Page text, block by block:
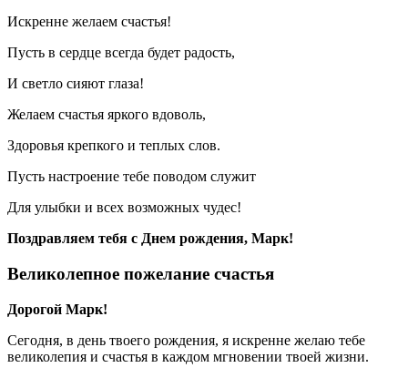
Искренне желаем счастья!
Пусть в сердце всегда будет радость,
И светло сияют глаза!
Желаем счастья яркого вдоволь,
Здоровья крепкого и теплых слов.
Пусть настроение тебе поводом служит
Для улыбки и всех возможных чудес!
Поздравляем тебя с Днем рождения, Марк!
Великолепное пожелание счастья
Дорогой Марк!
Сегодня, в день твоего рождения, я искренне желаю тебе
великолепия и счастья в каждом мгновении твоей жизни.